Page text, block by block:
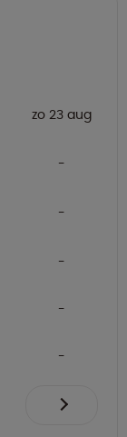
zo 23 aug